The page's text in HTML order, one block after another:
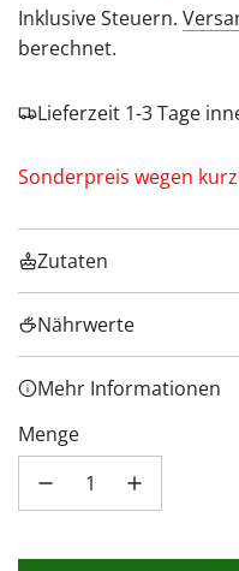
Preis
Inklusive Steuern.
berechnet.
Lieferzeit 1-3 Tage
Sonderpreis wegen
Zutaten
Nährwerte
Mehr Informationen
Menge